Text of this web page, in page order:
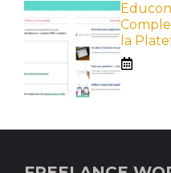
la